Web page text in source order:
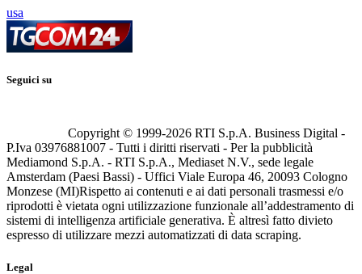
usa
Seguici su
Copyright © 1999-2026 RTI S.p.A. Business Digital -
P.Iva 03976881007 - Tutti i diritti riservati - Per la pubblicità
Mediamond S.p.A. - RTI S.p.A., Mediaset N.V., sede legale
Amsterdam (Paesi Bassi) - Uffici Viale Europa 46, 20093 Cologno
Monzese (MI)Rispetto ai contenuti e ai dati personali trasmessi e/o
riprodotti è vietata ogni utilizzazione funzionale all’addestramento di
sistemi di intelligenza artificiale generativa. È altresì fatto divieto
espresso di utilizzare mezzi automatizzati di data scraping.
Legal